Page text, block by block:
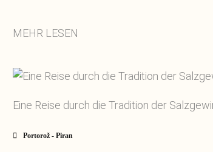
MEHR LESEN
Eine Reise durch die Tradition der
Portorož - Piran